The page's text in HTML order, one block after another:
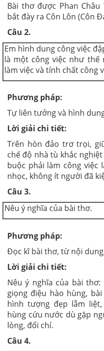
Bài thơ được Phan
bắt đày ra Côn Lôn (Côn
Câu 2.
Em hình dung công việc
là một công việc như thế
làm việc và tính chất công
Phương pháp:
Tự liên tưởng và hình
Lời giải chi tiết:
Trên hòn đảo trơ trọi,
chế độ nhà tù khắc
buộc phải làm công việc
nhọc, không ít người đã
Câu 3.
Nêu ý nghĩa của bài thơ.
Phương pháp:
Đọc kĩ bài thơ, từ nội
Lời giải chi tiết:
Nêu ý nghĩa của bài
giọng điệu hào hùng,
hình tượng đẹp lẫm
hùng cứu nước dù gặp
lòng, đổi chí.
Câu 4.